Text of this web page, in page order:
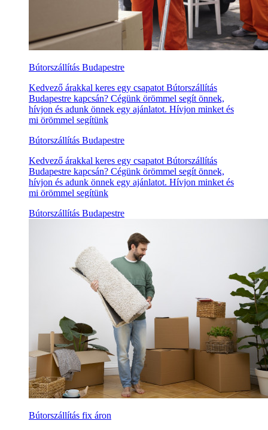
Bútorszállítás Budapestre
Kedvező árakkal keres egy csapatot Bútorszállítás
Budapestre kapcsán? Cégünk örömmel segít önnek,
hívjon és adunk önnek egy ajánlatot. Hívjon minket és
mi örömmel segítünk
Bútorszállítás Budapestre
Kedvező árakkal keres egy csapatot Bútorszállítás
Budapestre kapcsán? Cégünk örömmel segít önnek,
hívjon és adunk önnek egy ajánlatot. Hívjon minket és
mi örömmel segítünk
Bútorszállítás Budapestre
Bútorszállítás fix áron